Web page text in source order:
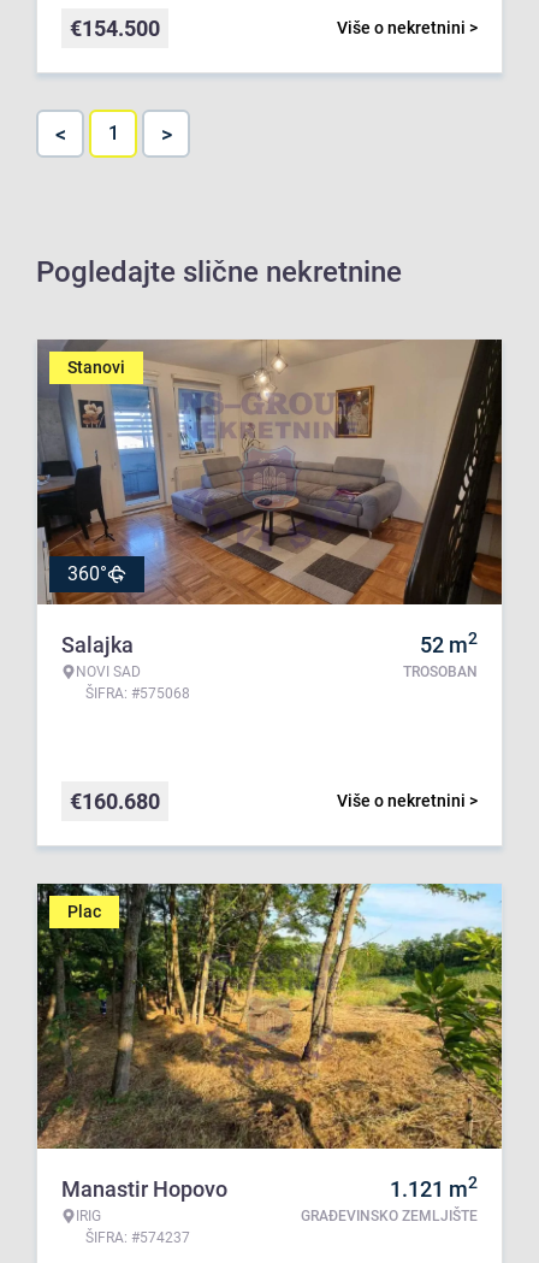
Više o nekretnini >
€154.500
< 1 >
Pogledajte slične nekretnine
Stanovi
360°
Salajka
NOVI SAD
ŠIFRA: #575068
52 m2
TROSOBAN
Više o nekretnini >
€160.680
Plac
Manastir Hopovo
IRIG
ŠIFRA: #574237
1.121 m2
GRAĐEVINSKO ZEMLJIŠTE